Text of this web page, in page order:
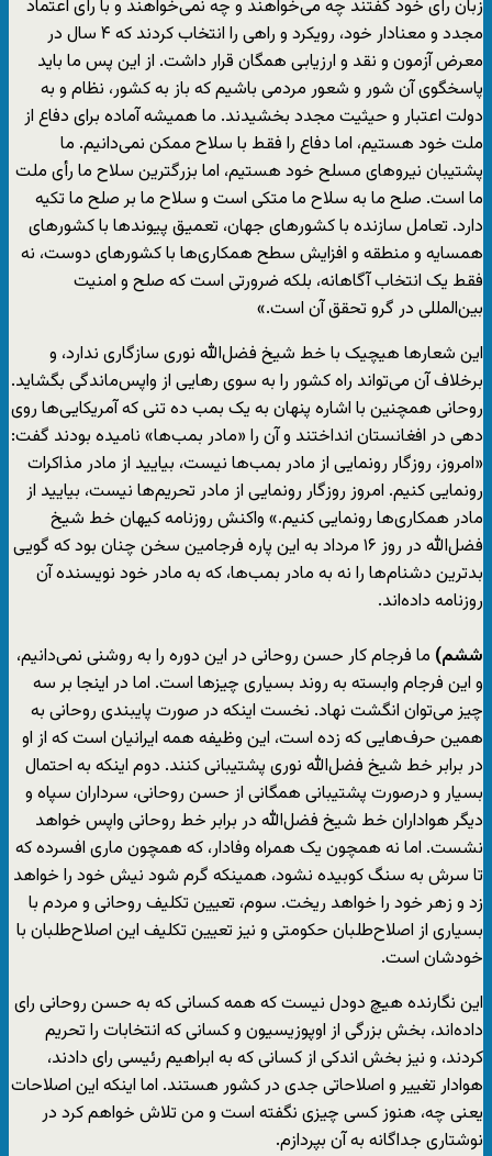
زبان رأی خود گفتند چه می‌خواهند و چه نمی‌‌خواهند و با رأی اعتماد
مجدد و معنادار خود، رویکرد و راهی را انتخاب کردند که ۴ سال در
معرض آزمون و نقد و ارزیابی همگان قرار داشت. از این پس ما باید
پاسخگوی آن شور و شعور مردمی باشیم که باز به کشور، نظام و به
دولت اعتبار و حیثیت مجدد بخشیدند. ما همیشه آماده برای دفاع از
ملت خود هستیم، اما دفاع را فقط با سلاح ممکن نمی‌‌دانیم. ما
پشتیبان نیروهای مسلح خود هستیم، اما بزرگترین سلاح ما رأی ملت
ما است. صلح ما به سلاح ما متکی است و سلاح ما بر صلح ما تکیه
دارد. تعامل سازنده با کشورهای جهان، تعمیق پیوندها با کشورهای
همسایه و منطقه و افزایش سطح همکاری‌ها با کشورهای دوست، نه
فقط یک انتخاب آگاهانه، بلکه ضرورتی است که صلح و امنیت
بین‌المللی در گرو تحقق آن است.»
این شعارها هیچیک با خط شیخ فضل‌الله نوری سازگاری ندارد، و
برخلاف آن می‌تواند راه کشور را به سوی رهایی از واپس‌ماندگی بگشاید.
روحانی همچنین با اشاره پنهان به یک بمب ده تنی که آمریکایی‌ها روی
دهی در افغانستان انداختند و آن را «مادر بمب‌ها» نامیده بودند گفت:
«امروز، روزگار رونمایی از مادر بمب‌ها نیست، بیایید از مادر مذاکرات
رونمایی کنیم. امروز روزگار رونمایی از مادر تحریم‌ها نیست، بیایید از
مادر همکاری‌ها رونمایی کنیم.» واکنش روزنامه کیهان خط شیخ
فضل‌الله در روز ۱۶ مرداد به این پاره فرجامین سخن چنان بود که گویی
بدترین دشنام‌ها را نه به مادر بمب‌ها، که به مادر خود نویسنده آن
روزنامه داده‌اند.
ششم) ما فرجام کار حسن روحانی در این دوره را به روشنی نمی‌دانیم،
و این فرجام وابسته به روند بسیاری چیزها است. اما در اینجا بر سه
چیز می‌توان انگشت نهاد. نخست اینکه در صورت پایبندی روحانی به
همین حرف‌هایی که زده است، این وظیفه همه ایرانیان است که از او
در برابر خط شیخ فضل‌الله نوری پشتیبانی کنند. دوم اینکه به احتمال
بسیار و درصورت پشتیبانی همگانی از حسن روحانی، سرداران سپاه و
دیگر هواداران خط شیخ فضل‌الله در برابر خط روحانی واپس خواهد
نشست. اما نه همچون یک همراه وفادار، که همچون ماری افسرده که
تا سرش به سنگ کوبیده نشود، همینکه گرم شود نیش خود را خواهد
زد و زهر خود را خواهد ریخت. سوم، تعیین تکلیف روحانی و مردم با
بسیاری از اصلاح‌طلبان حکومتی و نیز تعیین تکلیف این اصلاح‌طلبان با
خودشان است.
این نگارنده هیچ دودل نیست که همه کسانی که به حسن روحانی رای
داده‌اند، بخش بزرگی از اوپوزیسیون و کسانی که انتخابات را تحریم
کردند، و نیز بخش اندکی از کسانی که به ابراهیم رئیسی رای دادند،
هوادار تغییر و اصلاحاتی جدی در کشور هستند. اما اینکه این اصلاحات
یعنی چه، هنوز کسی چیزی نگفته است و من تلاش خواهم کرد در
نوشتاری جداگانه به آن بپردازم.